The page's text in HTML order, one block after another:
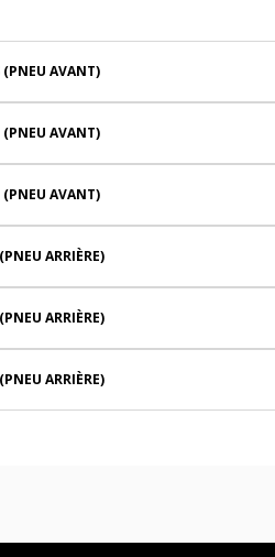
AVANT)
AVANT)
AVANT)
ARRIÈRE)
ARRIÈRE)
ARRIÈRE)